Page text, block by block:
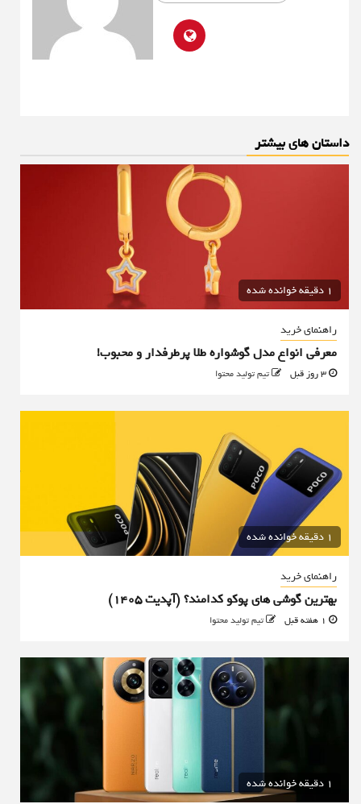
داستان های بیشتر
1 دقیقه خوانده شده
راهنمای خرید
معرفی انواع مدل گوشواره طلا پرطرفدار و محبوب!
تیم تولید محتوا
1 دقیقه خوانده شده
راهنمای خرید
بهترین گوشی های پوکو کدامند؟ (آپدیت ۱۴۰۵)
تیم تولید محتوا
1 دقیقه خوانده شده